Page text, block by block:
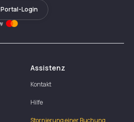
Portal-Login
Assistenz
Kontakt
Hilfe
Stornierung einer Buchung